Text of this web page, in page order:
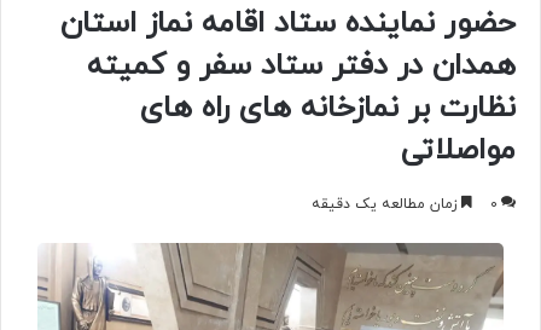
حضور نماینده ستاد اقامه نماز استان
همدان در دفتر ستاد سفر و کمیته
نظارت بر نمازخانه های راه های
مواصلاتی
0 زمان مطالعه یک دقیقه